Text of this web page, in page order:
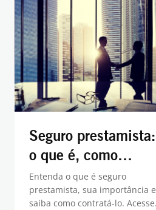
Seguro prestamista:
o que é, como
funciona e os
benefícios
Entenda o que é seguro
prestamista, sua importância e
saiba como contratá-lo. Acesse